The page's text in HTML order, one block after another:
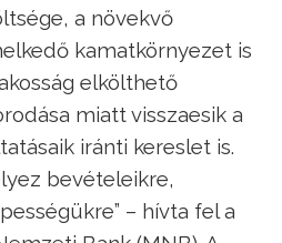
a növekvő
kamatkörnyezet is
elkölthető
miatt visszaesik a
iránti kereslet is.
bevételeikre,
– hívta fel a